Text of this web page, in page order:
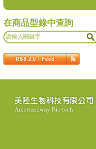
在商品型錄中查詢